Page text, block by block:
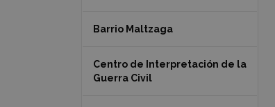
Barrio Maltzaga
Centro de Interpretación de la
Guerra Civil